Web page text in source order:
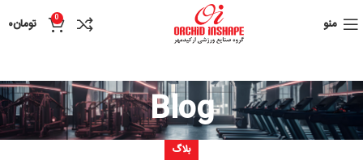
منو 0 تومان۰
Blog
بلاگ